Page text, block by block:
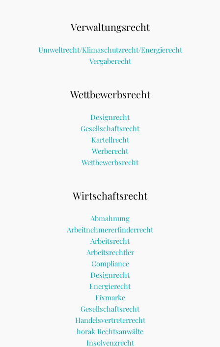
Verwaltungsrecht
Umweltrecht/Klimaschutzrecht/Energierecht
Vergaberecht
Wettbewerbsrecht
Designrecht
Gesellschaftsrecht
Kartellrecht
Werberecht
Wettbewerbsrecht
Wirtschaftsrecht
Abmahnung
Arbeitnehmererfinderrecht
Arbeitsrecht
Arbeitsrechtler
Compliance
Designrecht
Energierecht
Fixmarke
Gesellschaftsrecht
Handelsvertreterrecht
horak Rechtsanwälte
Insolvenzrecht